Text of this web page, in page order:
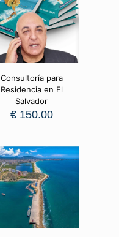
Consultoría para
Residencia en El
Salvador
€150.00